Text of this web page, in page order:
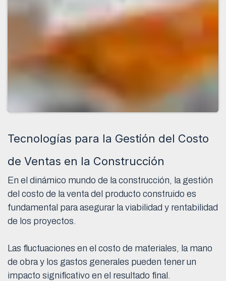
Tecnologías para la Gestión del Costo
de Ventas en la Construcción
En el dinámico mundo de la construcción, la gestión
del costo de la venta del producto construido es
fundamental para asegurar la viabilidad y rentabilidad
de los proyectos.
Las fluctuaciones en el costo de materiales, la mano
de obra y los gastos generales pueden tener un
impacto significativo en el resultado final.